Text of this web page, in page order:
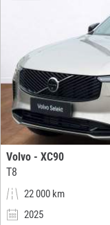
Volvo - XC90
T8
22 000 km
2025